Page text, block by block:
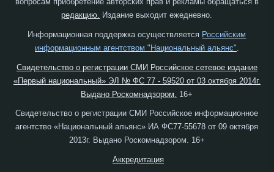
редакцию. Издание выходит ежедневно.
Информационная поддержка осуществляется Российским
информационным агентством "Национальный альянс"
Свидетельство о регистрации СМИ Российское сетевое издание
«Первый национальный» ЭЛ № ФС 77 - 59520 от 03 октября 2014г.
Выдано Роскомнадзором.
16+
Свидетельство о регистрации СМИ Российское информационное
агентство «Национальный альянс» ИА ФС77-55678 от 09 октября
2013г. Выдано Роскомнадзором. 16+
Аккредитация